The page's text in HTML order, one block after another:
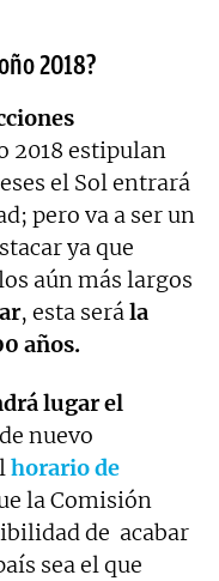
2018?
2018 estipulan
el Sol entrará
pero va a ser un
ya que
aún más largos
, esta serála
años.
lugar el
nuevo
horario de
la Comisión
de acabar
sea el que